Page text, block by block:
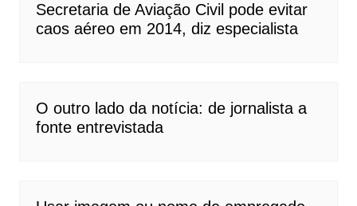
Secretaria de Aviação Civil pode evitar
caos aéreo em 2014, diz especialista
O outro lado da notícia: de jornalista a
fonte entrevistada